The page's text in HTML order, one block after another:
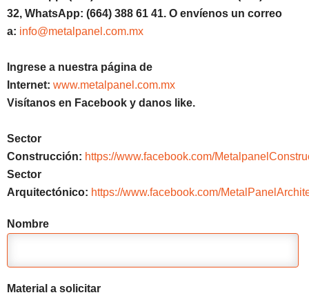
32, WhatsApp: (664) 388 61 41. O envíenos un correo
a: info@metalpanel.com.mx
Ingrese a nuestra página de
Internet: www.metalpanel.com.mx
Visítanos en Facebook y danos like.
Sector
Construcción: https://www.facebook.com/
Sector
Arquitectónico: https://www.facebook.com/
Nombre
Material a solicitar